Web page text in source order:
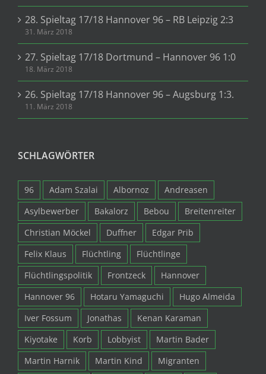
28. Spieltag 17/18 Hannover 96 – RB Leipzig 2:3
31. März 2018
27. Spieltag 17/18 Dortmund – Hannover 96 1:0
18. März 2018
26. Spieltag 17/18 Hannover 96 – Augsburg 1:3.
11. März 2018
SCHLAGWÖRTER
96 Adam Szalai Albornoz
Andreasen
Asylbewerber
Bakalorz Bebou
Breitenreiter
Christian Möckel
Duffner
Edgar Prib
Felix Klaus
Flüchtling
Flüchtlinge
Flüchtlingspolitik
Frontzeck
Hannover
Hannover 96
Hotaru Yamaguchi
Hugo Almeida
Iver Fossum
Jonathas
Kenan Karaman
Kiyotake
Korb Lobbyist
Martin Bader
Martin Harnik
Martin Kind Migranten